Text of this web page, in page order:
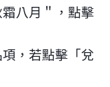
八月＂，點擊
，若點擊「兌